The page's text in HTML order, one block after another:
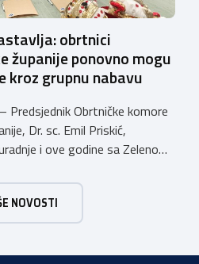
obrtnici
županije ponovno mogu
kroz grupnu nabavu
Predsjednik Obrtničke komore
Dr. sc. Emil Priskić,
i ove godine sa Zelenom
mogu sudjelovati u grupnoj
te si tako osigurati
isplativost ulaganja u
NOVOSTI